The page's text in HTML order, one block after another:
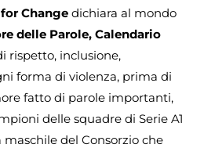
Change dichiara al mondo
delle Parole, Calendario
rispetto, inclusione,
forma di violenza, prima di
fatto di parole importanti,
delle squadre di Serie A1
del Consorzio che